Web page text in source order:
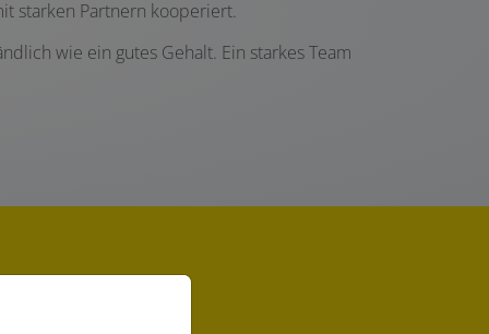
starken Partnern kooperiert.
wie ein gutes Gehalt. Ein starkes Team